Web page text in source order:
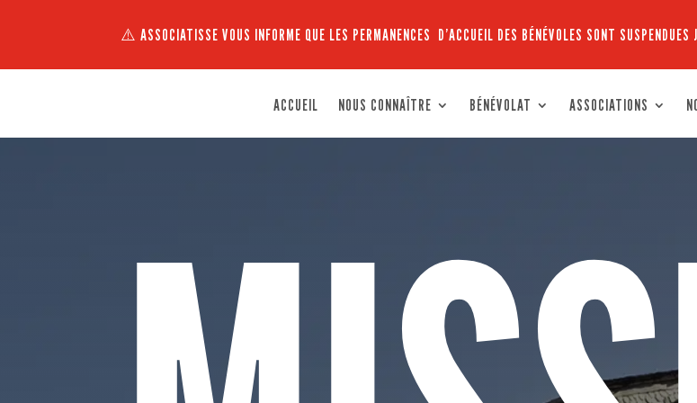
⚠️ ASSOCIATISSE VOUS INFORME QUE LES PERMANENCES D’ACCUEIL DES BÉNÉVOLES SONT SUSPENDUES
ACCUEIL NOUS CONNAÎTRE BÉNÉVOLAT ASSOCIATIONS